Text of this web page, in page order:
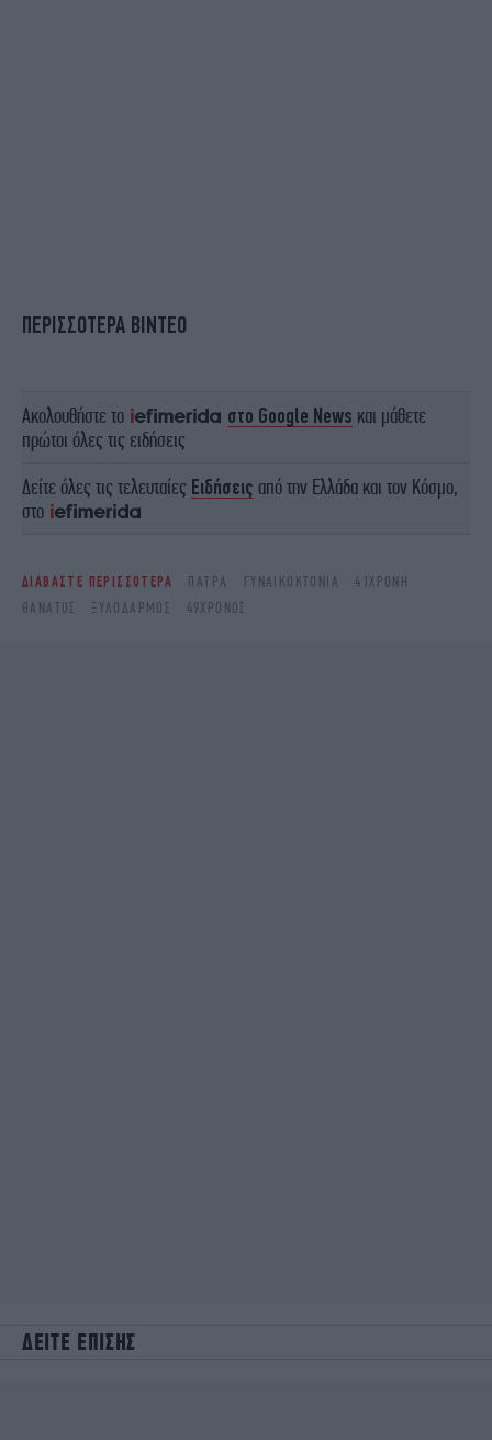
ΠΕΡΙΣΣΟΤΕΡΑ ΒΙΝΤΕΟ
Ακολουθήστε το στο Google News και μάθετε
πρώτοι όλες τις ειδήσεις
Δείτε όλες τις τελευταίες Ειδήσεις από την Ελλάδα και τον Κόσμο,
στο
ΔΙΑΒΑΣΤΕ ΠΕΡΙΣΣΟΤΕΡΑ ΠΆΤΡΑ ΓΥΝΑΙΚΟΚΤΟΝΙΑ
41ΧΡΟΝΗ
ΘΆΝΑΤΟΣ
ΞΥΛΟΔΑΡΜΌΣ 49ΧΡΟΝΟΣ
ΔΕΙΤΕ ΕΠΙΣΗΣ